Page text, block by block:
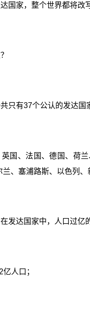
国家，整个世界都将改
只有37个公认的发达国
国、法国、德国、荷
、塞浦路斯、以色列
发达国家中，人口过亿
人口；